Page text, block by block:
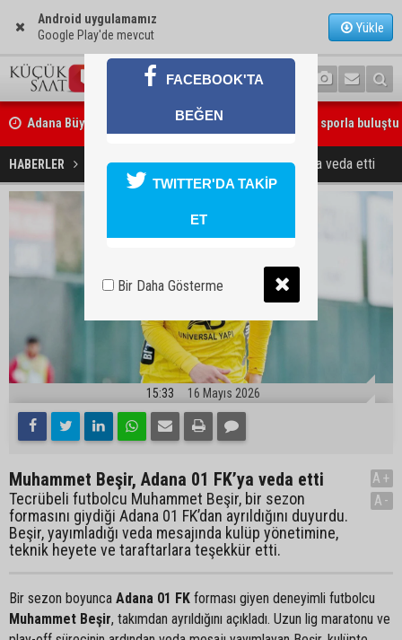
Android uygulamamız
Google Play'de mevcut
Yükle
Adana Büyükşehir Yaz Spor Okulları’nda 30 bin çocuk sporla buluştu
Beşiktaş dosyasında iki tahliye: Özcan Zenger ve Utku Caner
bırakıldı
HABERLER SPOR Muhammet Beşir, Adana 01 FK’ya veda etti
15:33 16 Mayıs 2026
Muhammet Beşir, Adana 01 FK’ya veda etti
Tecrübeli futbolcu Muhammet Beşir, bir sezon
formasını giydiği Adana 01 FK’dan ayrıldığını duyurdu.
Beşir, yayımladığı veda mesajında kulüp yönetimine,
teknik heyete ve taraftarlara teşekkür etti.
A+
A-
Bir sezon boyunca Adana 01 FK forması giyen deneyimli futbolcu
Muhammet Beşir, takımdan ayrıldığını açıkladı. Uzun lig maratonu ve
FACEBOOK'TA
BEĞEN
TWITTER'DA TAKİP
ET
Bir Daha Gösterme